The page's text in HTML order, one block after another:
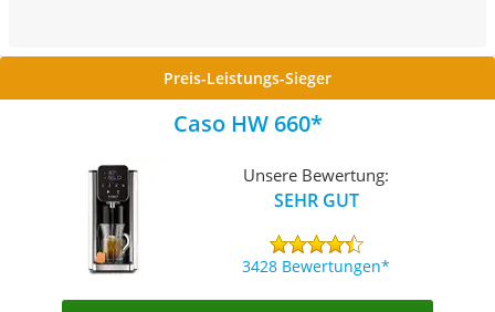
Preis-Leistungs-Sieger
Caso ‎‎HW 660
Unsere Bewertung:
SEHR GUT
3428 Bewertungen